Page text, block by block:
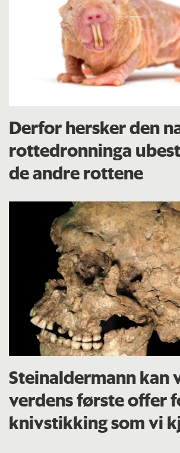
Derfor hersker den
rottedronninga
de andre rottene
Steinaldermann kan
verdens første offer
knivstikking som vi